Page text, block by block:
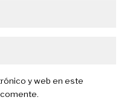
y web en este